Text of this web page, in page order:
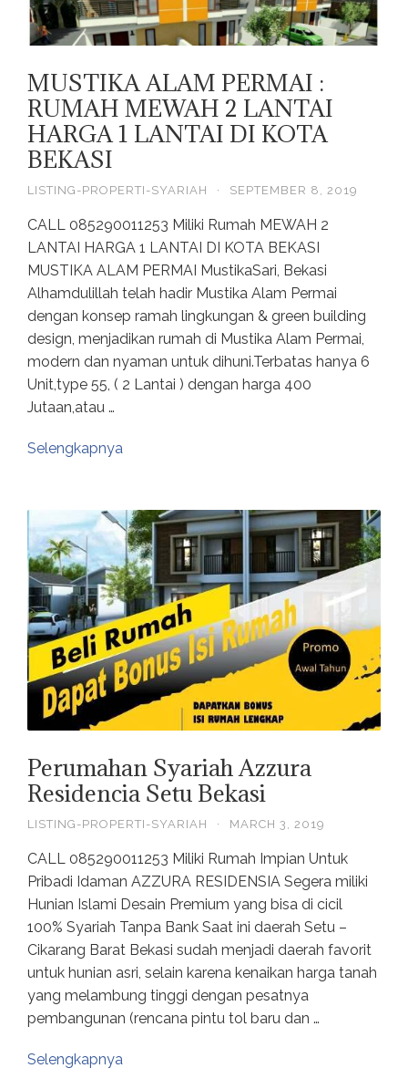
MUSTIKA ALAM PERMAI :
RUMAH MEWAH 2 LANTAI
HARGA 1 LANTAI DI KOTA
BEKASI
LISTING-PROPERTI-SYARIAH · SEPTEMBER 8, 2019
CALL 085290011253 Miliki Rumah MEWAH 2
LANTAI HARGA 1 LANTAI DI KOTA BEKASI
MUSTIKA ALAM PERMAI MustikaSari, Bekasi
Alhamdulillah telah hadir Mustika Alam Permai
dengan konsep ramah lingkungan & green building
design, menjadikan rumah di Mustika Alam Permai,
modern dan nyaman untuk dihuni.Terbatas hanya 6
Unit,type 55, ( 2 Lantai ) dengan harga 400
Jutaan,atau …
Selengkapnya
Perumahan Syariah Azzura
Residencia Setu Bekasi
LISTING-PROPERTI-SYARIAH · MARCH 3, 2019
CALL 085290011253 Miliki Rumah Impian Untuk
Pribadi Idaman AZZURA RESIDENSIA Segera miliki
Hunian Islami Desain Premium yang bisa di cicil
100% Syariah Tanpa Bank Saat ini daerah Setu –
Cikarang Barat Bekasi sudah menjadi daerah favorit
untuk hunian asri, selain karena kenaikan harga tanah
yang melambung tinggi dengan pesatnya
pembangunan (rencana pintu tol baru dan …
Selengkapnya